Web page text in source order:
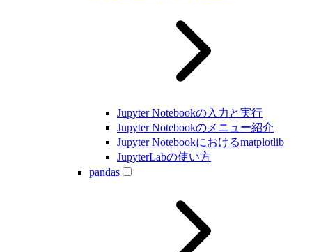
Jupyter Notebookの入力と実行
Jupyter Notebookのメニュー紹介
Jupyter Notebookにおけるmatplotlib
JupyterLabの使い方
pandas